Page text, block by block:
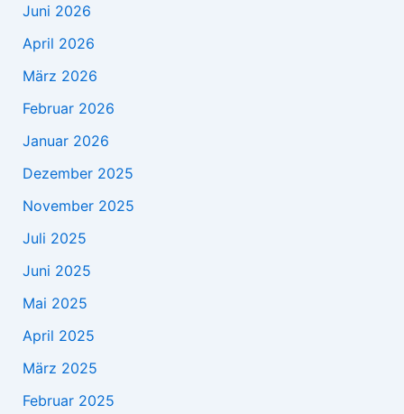
Juni 2026
April 2026
März 2026
Februar 2026
Januar 2026
Dezember 2025
November 2025
Juli 2025
Juni 2025
Mai 2025
April 2025
März 2025
Februar 2025